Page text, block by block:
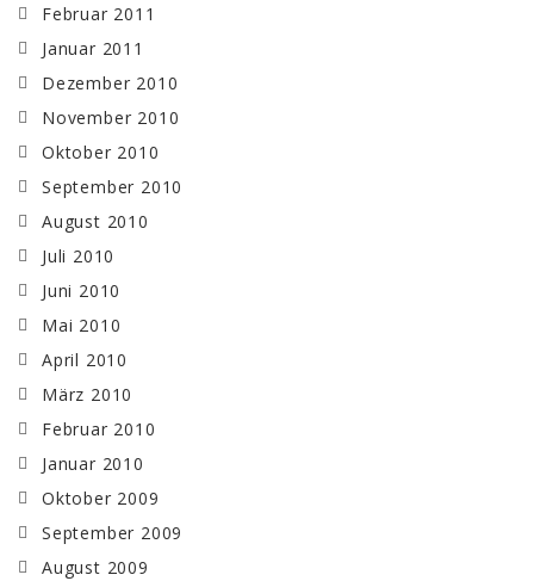
Februar 2011
Januar 2011
Dezember 2010
November 2010
Oktober 2010
September 2010
August 2010
Juli 2010
Juni 2010
Mai 2010
April 2010
März 2010
Februar 2010
Januar 2010
Oktober 2009
September 2009
August 2009